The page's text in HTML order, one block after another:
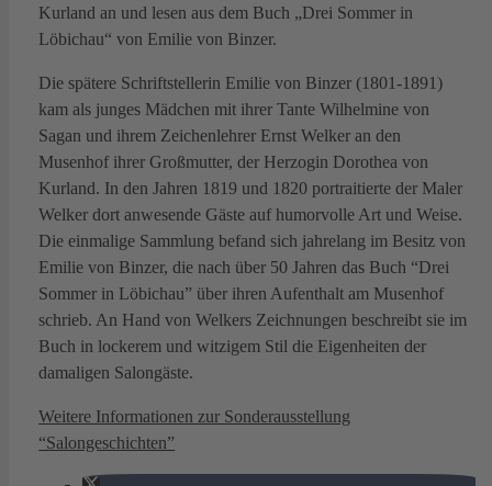
Kurland an und lesen aus dem Buch „Drei Sommer in
Löbichau“ von Emilie von Binzer.
Die spätere Schriftstellerin Emilie von Binzer (1801-1891)
kam als junges Mädchen mit ihrer Tante Wilhelmine von
Sagan und ihrem Zeichenlehrer Ernst Welker an den
Musenhof ihrer Großmutter, der Herzogin Dorothea von
Kurland. In den Jahren 1819 und 1820 portraitierte der Maler
Welker dort anwesende Gäste auf humorvolle Art und Weise.
Die einmalige Sammlung befand sich jahrelang im Besitz von
Emilie von Binzer, die nach über 50 Jahren das Buch “Drei
Sommer in Löbichau” über ihren Aufenthalt am Musenhof
schrieb. An Hand von Welkers Zeichnungen beschreibt sie im
Buch in lockerem und witzigem Stil die Eigenheiten der
damaligen Salongäste.
Weitere Informationen zur Sonderausstellung
“Salongeschichten”